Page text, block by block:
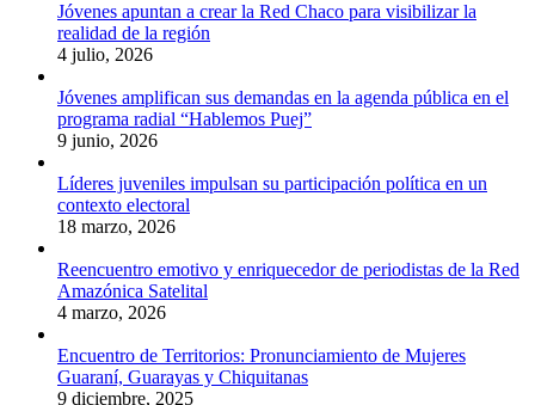
Jóvenes apuntan a crear la Red Chaco para visibilizar la
realidad de la región
4 julio, 2026
Jóvenes amplifican sus demandas en la agenda pública en el
programa radial “Hablemos Puej”
9 junio, 2026
Líderes juveniles impulsan su participación política en un
contexto electoral
18 marzo, 2026
Reencuentro emotivo y enriquecedor de periodistas de la Red
Amazónica Satelital
4 marzo, 2026
Encuentro de Territorios: Pronunciamiento de Mujeres
Guaraní, Guarayas y Chiquitanas
9 diciembre, 2025